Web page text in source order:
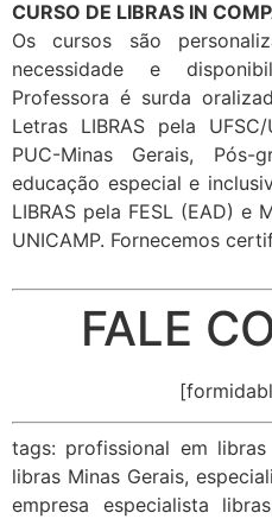
CURSO DE LIBRAS IN
Os cursos são
necessidade e
Professora é surda
Letras LIBRAS pela
PUC-Minas Gerais,
educação especial e
LIBRAS pela FESL (EAD) e
UNICAMP. Fornecemos
FALE
tags: profissional em
libras Minas Gerais,
empresa especialista